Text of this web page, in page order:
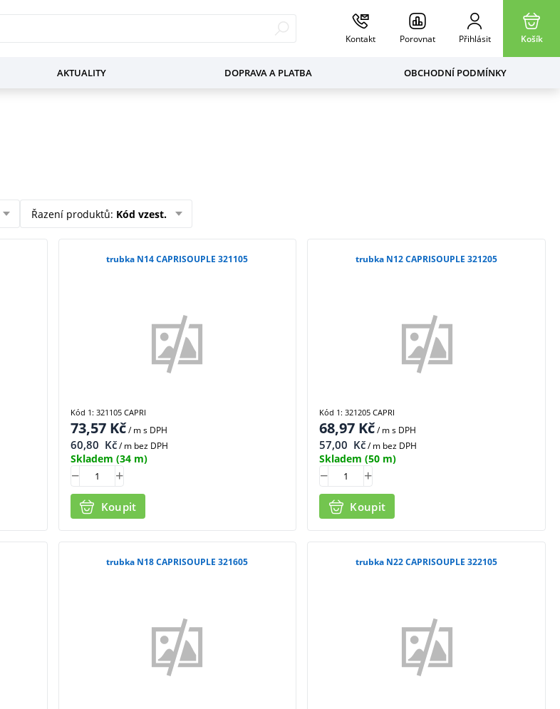
Kontakt Porovnat Přihlásit Košík
AKTUALITY DOPRAVA A PLATBA OBCHODNÍ PODMÍNKY
Řazení produktů: Kód vzest.
trubka N14 CAPRISOUPLE 321105
73,57Kč/ ms DPH
60,80 Kč/ m bez DPH
Skladem (34 m)
Koupit
Kód 1: 321105 CAPRI
trubka N12 CAPRISOUPLE 321205
68,97 Kč/ ms DPH
57,00 Kč/ m bez DPH
Skladem (50 m)
Koupit
Kód 1: 321205 CAPRI
trubka N18 CAPRISOUPLE 321605 trubka N22 CAPRISOUPLE 322105